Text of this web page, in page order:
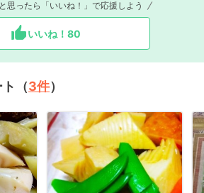
思ったら「いいね！」で応援しよう
いいね！ 80
（3件）